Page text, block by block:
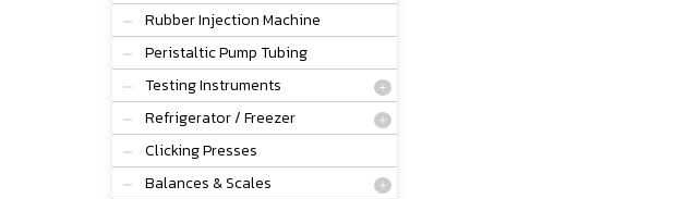
Rubber Injection Machine
Peristaltic Pump Tubing
Testing Instruments
Refrigerator / Freezer
Clicking Presses
Balances & Scales